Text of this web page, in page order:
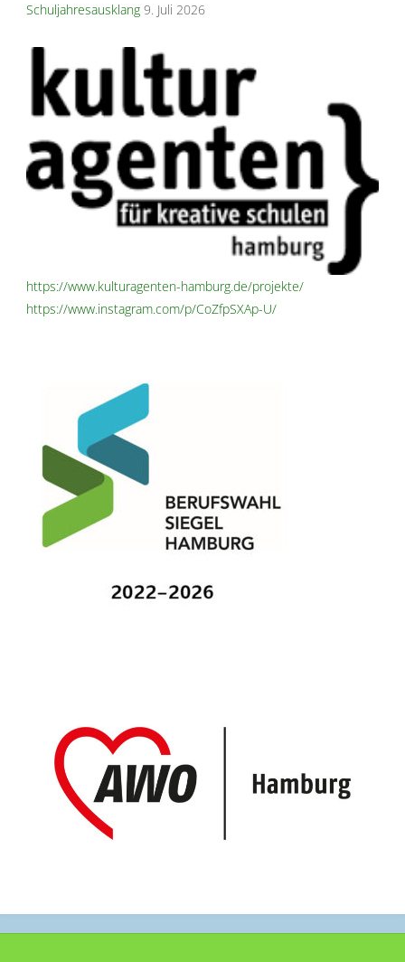
Schuljahresausklang 9. Juli 2026
https://www.kulturagenten-hamburg.de/projekte/
https://www.instagram.com/p/CoZfpSXAp-U/